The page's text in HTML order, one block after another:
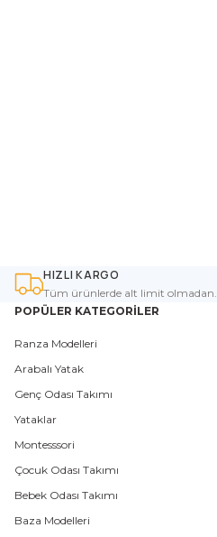
HIZLI KARGO
Tüm ürünlerde alt limit olmadan.
POPÜLER KATEGORİLER
Ranza Modelleri
Arabalı Yatak
Genç Odası Takımı
Yataklar
Montesssori
Çocuk Odası Takımı
Bebek Odası Takımı
Baza Modelleri